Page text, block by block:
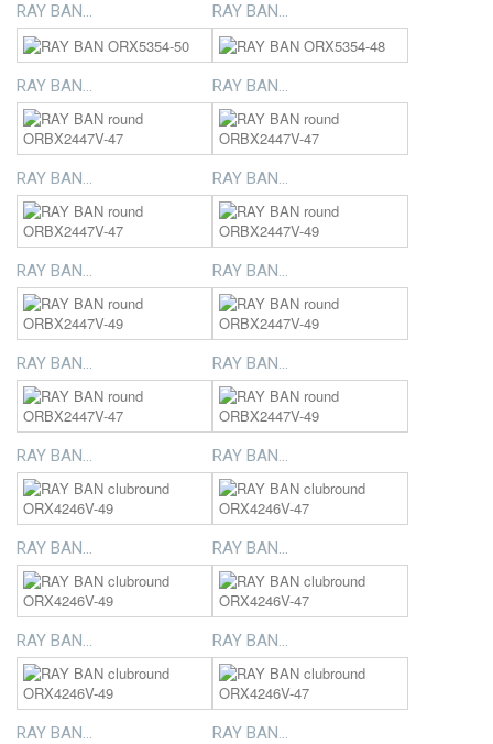
RAY BAN... RAY BAN...
RAY BAN... RAY BAN...
RAY BAN... RAY BAN...
RAY BAN... RAY BAN...
RAY BAN... RAY BAN...
RAY BAN... RAY BAN...
RAY BAN... RAY BAN...
RAY BAN... RAY BAN...
RAY BAN... RAY BAN...